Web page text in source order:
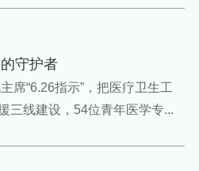
守护者
席“6.26指示”，把医疗卫生工
三线建设，54位青年医学专...